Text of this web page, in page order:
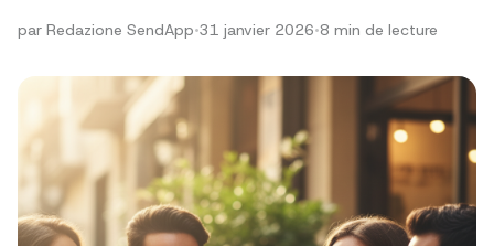
par Redazione SendApp•31 janvier 2026•8 min de lecture